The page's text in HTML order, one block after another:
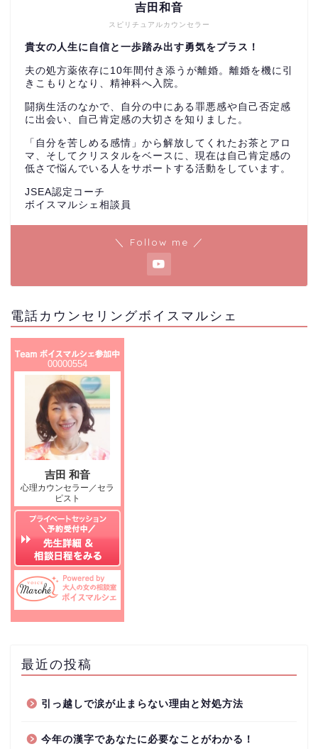
スピリチュアルカウンセラー
吉田和音
貴女の人生に自信と一歩踏み出す勇気をプラス！
夫の処方薬依存に10年間付き添うが離婚。離婚を機に引
きこもりとなり、精神科へ入院。
闘病生活のなかで、自分の中にある罪悪感や自己否定感
に出会い、自己肯定感の大切さを知りました。
「自分を苦しめる感情」から解放してくれたお茶とアロ
マ、そしてクリスタルをベースに、現在は自己肯定感の
低さで悩んでいる人をサポートする活動をしています。
JSEA認定コーチ
ボイスマルシェ相談員
＼ Follow me ／
電話カウンセリングボイスマルシェ
最近の投稿
引っ越しで涙が止まらない理由と対処方法
今年の漢字であなたに必要なことがわかる！